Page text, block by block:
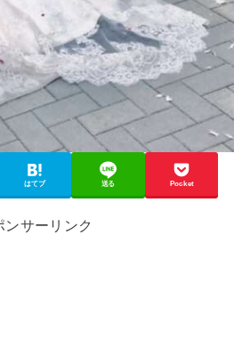
はてブ 送る Pocket
ンサーリンク